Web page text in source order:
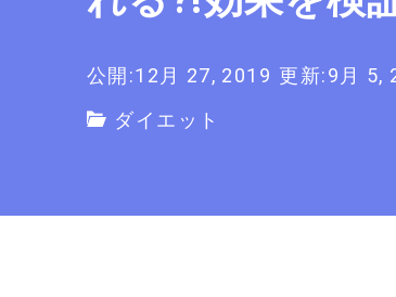
公開:12月 27, 2019 更新:9月 5,
ダイエット